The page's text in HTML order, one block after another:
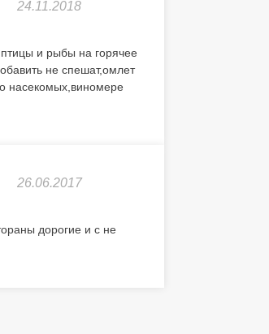
24.11.2018
и рыбы на горячее
не спешат,омлет
насекомых,виномере
26.06.2017
дорогие и с не